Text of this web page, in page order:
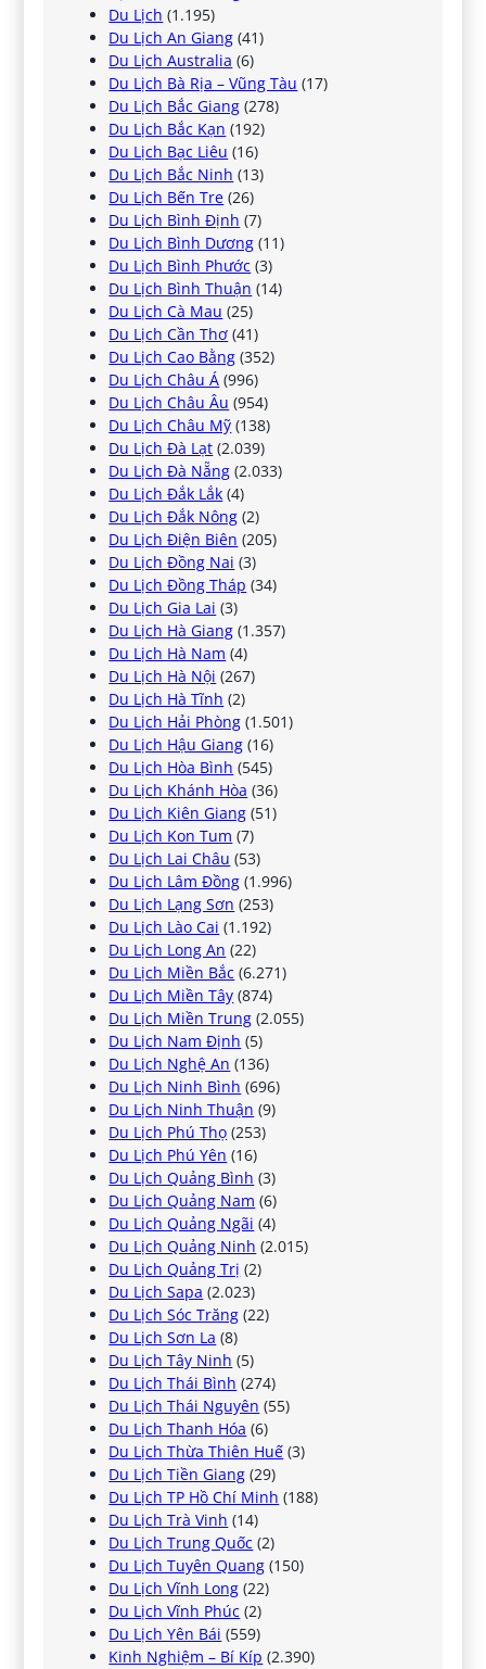
Du Lịch (1.195)
Du Lịch An Giang (41)
Du Lịch Australia (6)
Du Lịch Bà Rịa – Vũng Tàu (17)
Du Lịch Bắc Giang (278)
Du Lịch Bắc Kạn (192)
Du Lịch Bạc Liêu (16)
Du Lịch Bắc Ninh (13)
Du Lịch Bến Tre (26)
Du Lịch Bình Định (7)
Du Lịch Bình Dương (11)
Du Lịch Bình Phước (3)
Du Lịch Bình Thuận (14)
Du Lịch Cà Mau (25)
Du Lịch Cần Thơ (41)
Du Lịch Cao Bằng (352)
Du Lịch Châu Á (996)
Du Lịch Châu Âu (954)
Du Lịch Châu Mỹ (138)
Du Lịch Đà Lạt (2.039)
Du Lịch Đà Nẵng (2.033)
Du Lịch Đắk Lắk (4)
Du Lịch Đắk Nông (2)
Du Lịch Điện Biên (205)
Du Lịch Đồng Nai (3)
Du Lịch Đồng Tháp (34)
Du Lịch Gia Lai (3)
Du Lịch Hà Giang (1.357)
Du Lịch Hà Nam (4)
Du Lịch Hà Nội (267)
Du Lịch Hà Tĩnh (2)
Du Lịch Hải Phòng (1.501)
Du Lịch Hậu Giang (16)
Du Lịch Hòa Bình (545)
Du Lịch Khánh Hòa (36)
Du Lịch Kiên Giang (51)
Du Lịch Kon Tum (7)
Du Lịch Lai Châu (53)
Du Lịch Lâm Đồng (1.996)
Du Lịch Lạng Sơn (253)
Du Lịch Lào Cai (1.192)
Du Lịch Long An (22)
Du Lịch Miền Bắc (6.271)
Du Lịch Miền Tây (874)
Du Lịch Miền Trung (2.055)
Du Lịch Nam Định (5)
Du Lịch Nghệ An (136)
Du Lịch Ninh Bình (696)
Du Lịch Ninh Thuận (9)
Du Lịch Phú Thọ (253)
Du Lịch Phú Yên (16)
Du Lịch Quảng Bình (3)
Du Lịch Quảng Nam (6)
Du Lịch Quảng Ngãi (4)
Du Lịch Quảng Ninh (2.015)
Du Lịch Quảng Trị (2)
Du Lịch Sapa (2.023)
Du Lịch Sóc Trăng (22)
Du Lịch Sơn La (8)
Du Lịch Tây Ninh (5)
Du Lịch Thái Bình (274)
Du Lịch Thái Nguyên (55)
Du Lịch Thanh Hóa (6)
Du Lịch Thừa Thiên Huế (3)
Du Lịch Tiền Giang (29)
Du Lịch TP Hồ Chí Minh (188)
Du Lịch Trà Vinh (14)
Du Lịch Trung Quốc (2)
Du Lịch Tuyên Quang (150)
Du Lịch Vĩnh Long (22)
Du Lịch Vĩnh Phúc (2)
Du Lịch Yên Bái (559)
Kinh Nghiệm – Bí Kíp (2.390)